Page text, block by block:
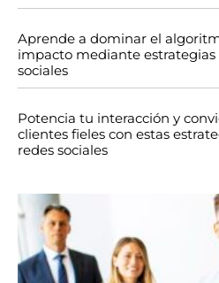
Aprende a dominar el
impacto mediante
sociales
Potencia tu interacción y
clientes fieles con estas
redes sociales